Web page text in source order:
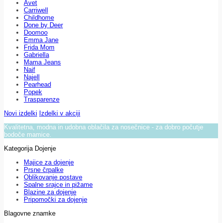
Avet
Carriwell
Childhome
Done by Deer
Doomoo
Emma Jane
Frida Mom
Gabriella
Mama Jeans
Naif
Najell
Pearhead
Popek
Trasparenze
Novi izdelki Izdelki v akciji
Kvalitetna, modna in udobna oblačila za nosečnice - za dobro počutje
bodoče mamice.
Kategorija Dojenje
Majice za dojenje
Prsne črpalke
Oblikovanje postave
Spalne srajce in pižame
Blazine za dojenje
Pripomočki za dojenje
Blagovne znamke